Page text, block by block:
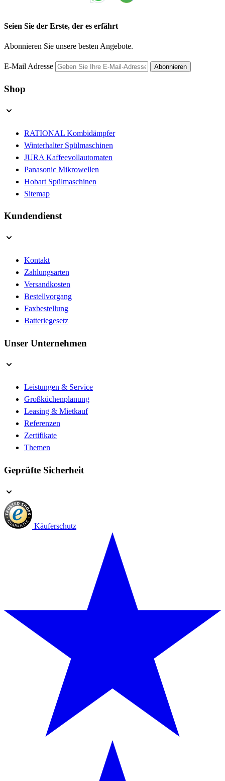
Seien Sie der Erste, der es erfährt
Abonnieren Sie unsere besten Angebote.
E-Mail Adresse Abonnieren
Shop
RATIONAL Kombidämpfer
Winterhalter Spülmaschinen
JURA Kaffeevollautomaten
Panasonic Mikrowellen
Hobart Spülmaschinen
Sitemap
Kundendienst
Kontakt
Zahlungsarten
Versandkosten
Bestellvorgang
Faxbestellung
Batteriegesetz
Unser Unternehmen
Leistungen & Service
Großküchenplanung
Leasing & Mietkauf
Referenzen
Zertifikate
Themen
Geprüfte Sicherheit
Käuferschutz